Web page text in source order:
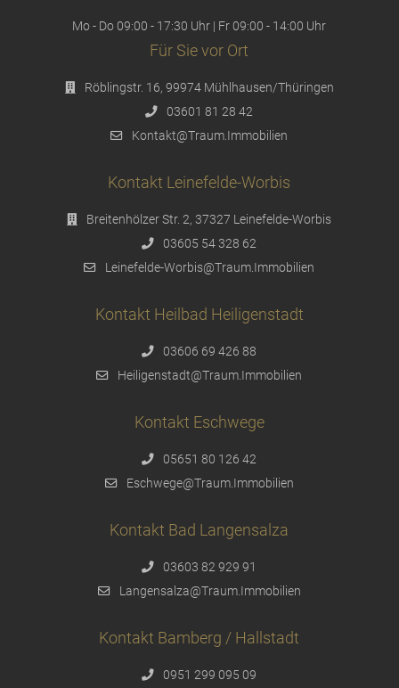
Mo - Do 09:00 - 17:30 Uhr | Fr 09:00 - 14:00 Uhr
Für Sie vor Ort
Röblingstr. 16, 99974 Mühlhausen/Thüringen
03601 81 28 42
Kontakt@Traum.Immobilien
Kontakt Leinefelde-Worbis
Breitenhölzer Str. 2, 37327 Leinefelde-Worbis
03605 54 328 62
Leinefelde-Worbis@Traum.Immobilien
Kontakt Heilbad Heiligenstadt
03606 69 426 88
Heiligenstadt@Traum.Immobilien
Kontakt Eschwege
05651 80 126 42
Eschwege@Traum.Immobilien
Kontakt Bad Langensalza
03603 82 929 91
Langensalza@Traum.Immobilien
Kontakt Bamberg / Hallstadt
0951 299 095 09